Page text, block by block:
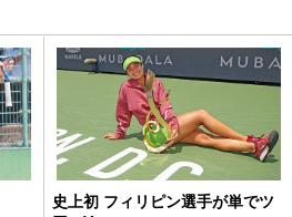
史上初 フィリピン選手が単でツ